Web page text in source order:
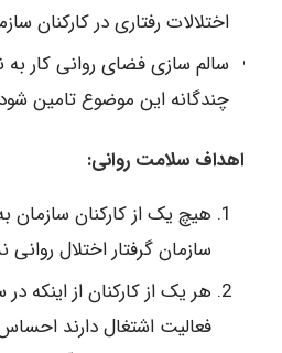
اختلالات رفتاری در کارکنان
سالم سازی فضای روانی کار
چندگانه این موضوع تامین
اهداف سلامت روانی:
هیچ یک از کارکنان سازمان
سازمان گرفتار اختلال روانی
هر یک از کارکنان از اینکه
فعالیت اشتغال دارند